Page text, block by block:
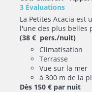
3 Évaluations
La Petites Acacia est
l'une des plus belles
(38 € pers./nuit)
Climatisation
Terrasse
Vue sur la mer
à 300 m de la
Dès 150 € par nuit